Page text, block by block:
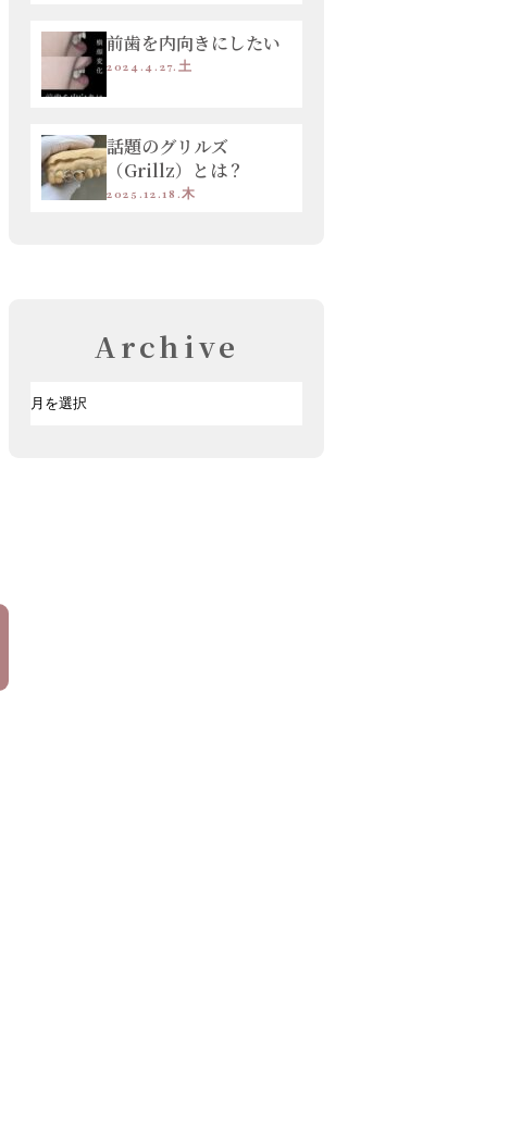
前歯を内向きにしたい
2024.4.27.土
話題のグリルズ
（Grillz）とは？
2025.12.18.木
Archive
ア